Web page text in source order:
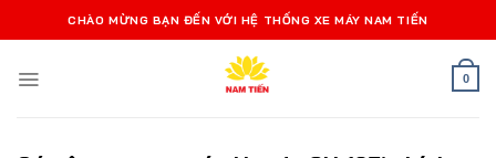
qua
dung
CHÀO MỪNG BẠN ĐẾN VỚI HỆ THỐNG XE MÁY NAM TIẾN
0